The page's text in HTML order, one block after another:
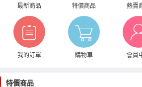
最新商品 特價商品 熱賣
我的訂單 購物車 會員
特價商品